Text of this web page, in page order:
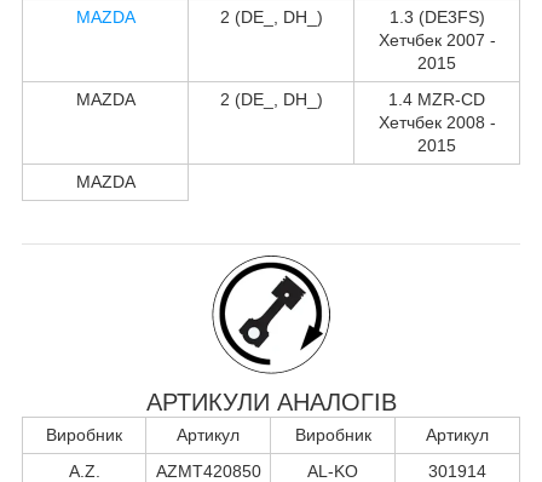
MAZDA
2 (DE_, DH_)
1.3 (DE3FS)
Хетчбек 2007 -
2015
MAZDA
2 (DE_, DH_)
1.4 MZR-CD
Хетчбек 2008 -
2015
MAZDA
АРТИКУЛИ АНАЛОГІВ
Виробник Артикул Виробник
Артикул
A.Z.
AZMT420850
AL-KO 301914